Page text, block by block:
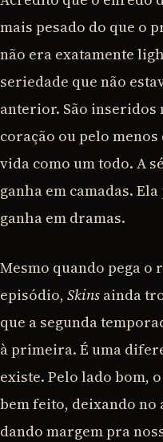
mais pesado do que o
não era exatamente
seriedade que não
anterior. São inseridos
coração ou pelo
vida como um todo. A
ganha em camadas.
ganha em dramas.
Mesmo quando pega o
episódio, Skins ainda
que a segunda
à primeira. É uma
existe. Pelo lado bom,
bem feito, deixando no
dando margem pra